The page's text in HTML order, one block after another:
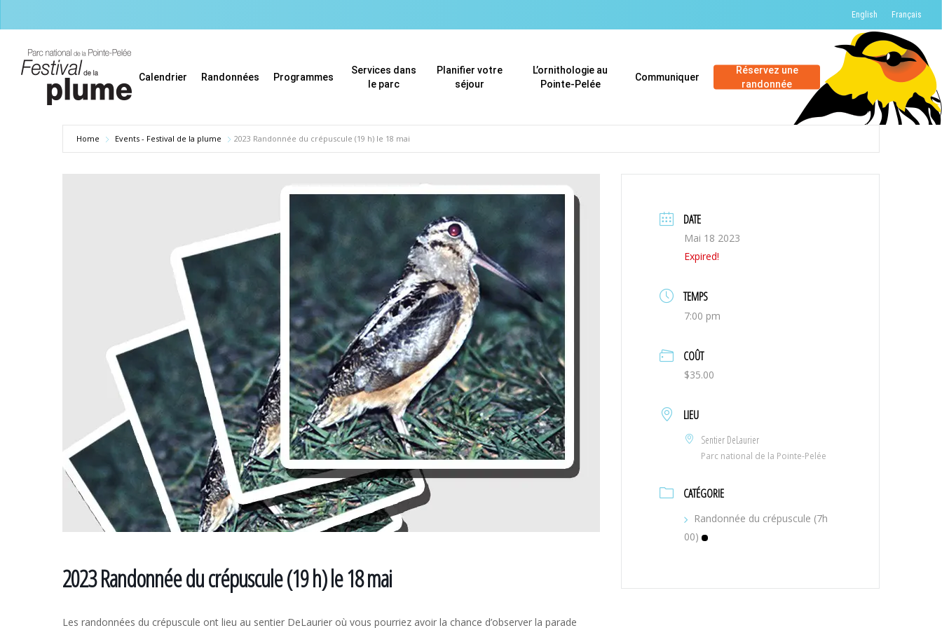
to
content
English Français
Calendrier Randonnées Programmes
Services dans
le parc
Planifier votre
séjour
L’ornithologie au
Pointe-Pelée
Communiquer
Réservez une
randonnée
Home Events - Festival de la plume 2023 Randonnée du crépuscule (19 h) le 18 mai
2023 Randonnée du crépuscule (19 h) le 18 mai
Les randonnées du crépuscule ont lieu au sentier DeLaurier où vous pourriez avoir la chance d’observer la parade
DATE
Mai 18 2023
Expired!
TEMPS
7:00 pm
COÛT
$35.00
LIEU
Sentier DeLaurier
Parc national de la Pointe-Pelée
CATÉGORIE
Randonnée du crépuscule (7h
00)